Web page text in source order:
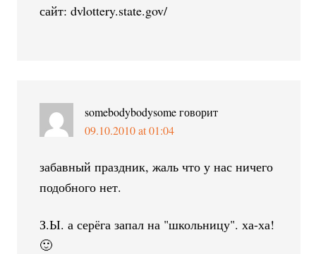
сайт: dvlottery.state.gov/
somebodybodysome говорит
09.10.2010 at 01:04
забавный праздник, жаль что у нас ничего
подобного нет.
З.Ы. а серёга запал на "школьницу". ха-ха!
🙂